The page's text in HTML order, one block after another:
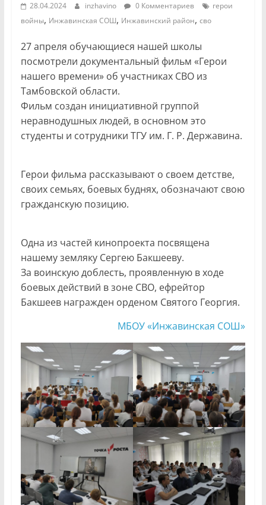
28.04.2024 inzhavino 0 Комментариев
герои
войны, Инжавинская СОШ, Инжавинский район, сво
27 апреля обучающиеся нашей школы
посмотрели документальный фильм «Герои
нашего времени» об участниках СВО из
Тамбовской области.
Фильм создан инициативной группой
неравнодушных людей, в основном это
студенты и сотрудники ТГУ им. Г. Р. Державина.
Герои фильма рассказывают о своем детстве,
своих семьях, боевых буднях, обозначают свою
гражданскую позицию.
Одна из частей кинопроекта посвящена
нашему земляку Сергею Бакшееву.
За воинскую доблесть, проявленную в ходе
боевых действий в зоне СВО, ефрейтор
Бакшеев награжден орденом Святого Георгия.
МБОУ «Инжавинская СОШ»